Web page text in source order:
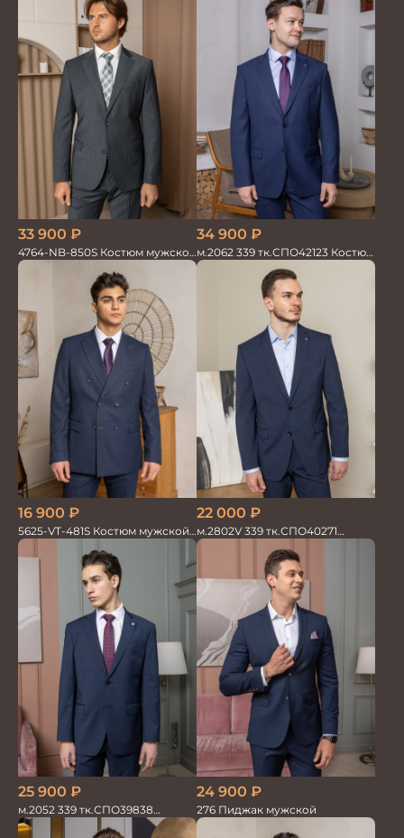
33 900 ₽
4764-NB-850S Костюм мужской
двойка в полоску
34 900 ₽
м.2062 339 тк.СПО42123 Костюм
мужской однотон красивый
16 900 ₽
5625-VT-481S Костюм мужской
двойка
22 000 ₽
м.2802V 339 тк.СПО40271
Костюм мужской
25 900 ₽
м.2052 339 тк.СПО39838
Костюм мужской
24 900 ₽
276 Пиджак мужской